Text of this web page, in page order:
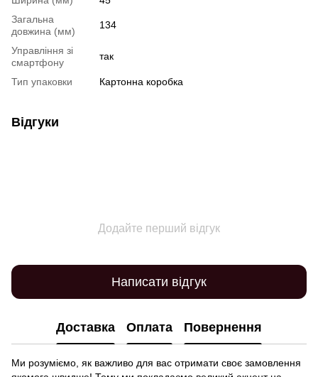
Загальна
довжина (мм)
134
Управління зі
смартфону
так
Тип упаковки Картонна коробка
Відгуки
Додайте перший відгук
Написати відгук
Доставка Оплата Повернення
Ми розуміємо, як важливо для вас отримати своє замовлення